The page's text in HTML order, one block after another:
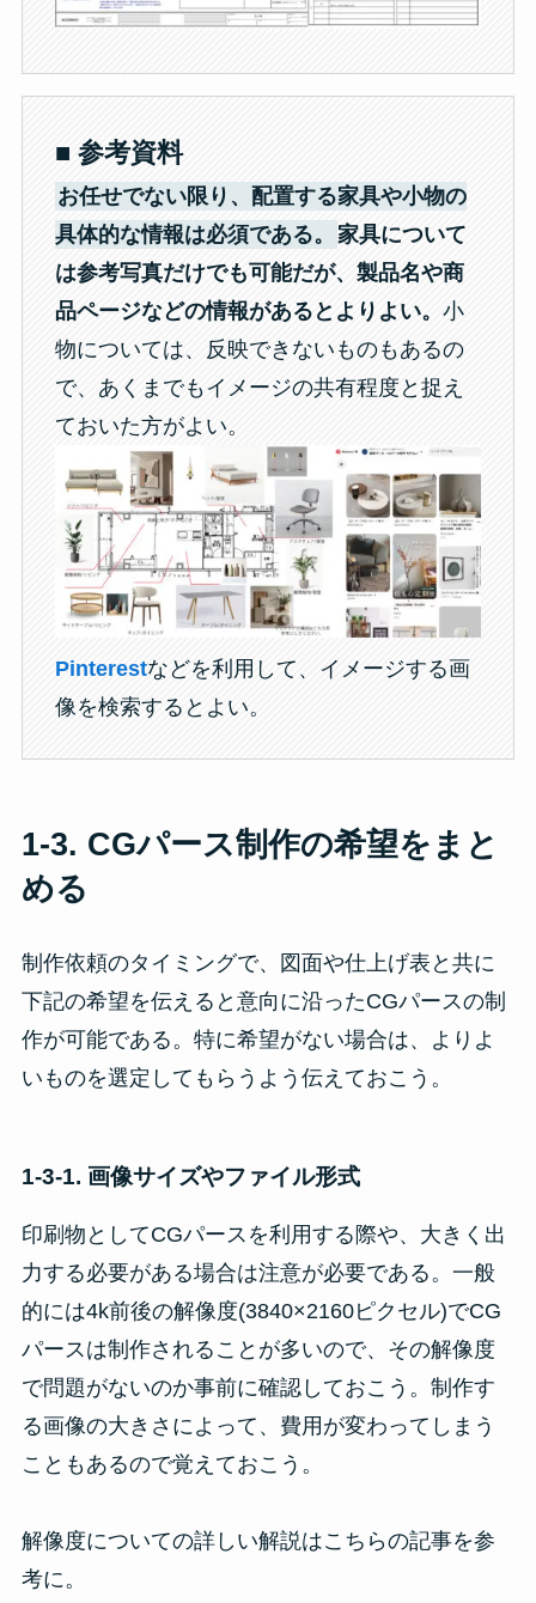
■ 参考資料
お任せでない限り、配置する家具や小物の
具体的な情報は必須である。
家具について
は参考写真だけでも可能だが、製品名や商
品ページなどの情報があるとよりよい。 小
物については、反映できないものもあるの
で、あくまでもイメージの共有程度と捉え
ておいた方がよい。
Pinterestなどを利用して、イメージする画
像を検索するとよい。
1-3. CGパース制作の希望をまと
める
制作依頼のタイミングで、図面や仕上げ表と共に
下記の希望を伝えると意向に沿ったCGパースの制
作が可能である。特に希望がない場合は、よりよ
いものを選定してもらうよう伝えておこう。
1-3-1. 画像サイズやファイル形式
印刷物としてCGパースを利用する際や、大きく出
力する必要がある場合は注意が必要である。一般
的には4k前後の解像度(3840×2160ピクセル)でCG
パースは制作されることが多いので、その解像度
で問題がないのか事前に確認しておこう。制作す
る画像の大きさによって、費用が変わってしまう
こともあるので覚えておこう。
解像度についての詳しい解説はこちらの記事を参
考に。